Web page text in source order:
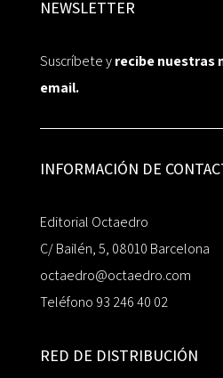
NEWSLETTER
Suscríbete yrecibe nuestras
email.
INFORMACIÓN DE
Editorial Octaedro
C/ Bailén, 5, 08010 Barcelona
octaedro@octaedro.com
Teléfono 93 246 40 02
RED DE DISTRIBUCIÓN